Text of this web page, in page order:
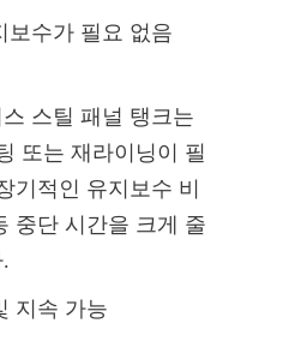
보수가 필요 없음
스틸 패널 탱크는
또는 재라이닝이 필
기적인 유지보수 비
중단 시간을 크게 줄
지속 가능